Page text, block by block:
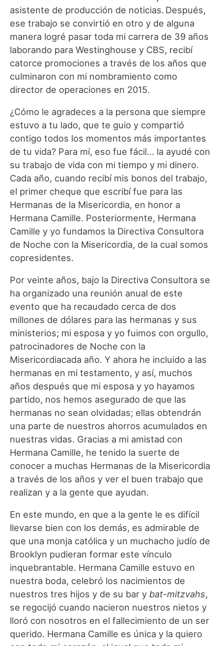
asistente de producción de noticias. Después,
ese trabajo se convirtió en otro y de alguna
manera logré pasar toda mi carrera de 39 años
laborando para Westinghouse y CBS, recibí
catorce promociones a través de los años que
culminaron con mi nombramiento como
director de operaciones en 2015.
¿Cómo le agradeces a la persona que siempre
estuvo a tu lado, que te guio y compartió
contigo todos los momentos más importantes
de tu vida? Para mí, eso fue fácil… la ayudé con
su trabajo de vida con mi tiempo y mi dinero.
Cada año, cuando recibí mis bonos del trabajo,
el primer cheque que escribí fue para las
Hermanas de la Misericordia, en honor a
Hermana Camille. Posteriormente, Hermana
Camille y yo fundamos la Directiva Consultora
de Noche con la Misericordia, de la cual somos
copresidentes.
Por veinte años, bajo la Directiva Consultora se
ha organizado una reunión anual de este
evento que ha recaudado cerca de dos
millones de dólares para las hermanas y sus
ministerios; mi esposa y yo fuimos con orgullo,
patrocinadores de Noche con la
Misericordiacada año. Y ahora he incluido a las
hermanas en mi testamento, y así, muchos
años después que mi esposa y yo hayamos
partido, nos hemos asegurado de que las
hermanas no sean olvidadas; ellas obtendrán
una parte de nuestros ahorros acumulados en
nuestras vidas. Gracias a mi amistad con
Hermana Camille, he tenido la suerte de
conocer a muchas Hermanas de la Misericordia
a través de los años y ver el buen trabajo que
realizan y a la gente que ayudan.
En este mundo, en que a la gente le es difícil
llevarse bien con los demás, es admirable de
que una monja católica y un muchacho judío de
Brooklyn pudieran formar este vínculo
inquebrantable. Hermana Camille estuvo en
nuestra boda, celebró los nacimientos de
nuestros tres hijos y de su bar y bat-mitzvahs,
se regocijó cuando nacieron nuestros nietos y
lloró con nosotros en el fallecimiento de un ser
querido. Hermana Camille es única y la quiero